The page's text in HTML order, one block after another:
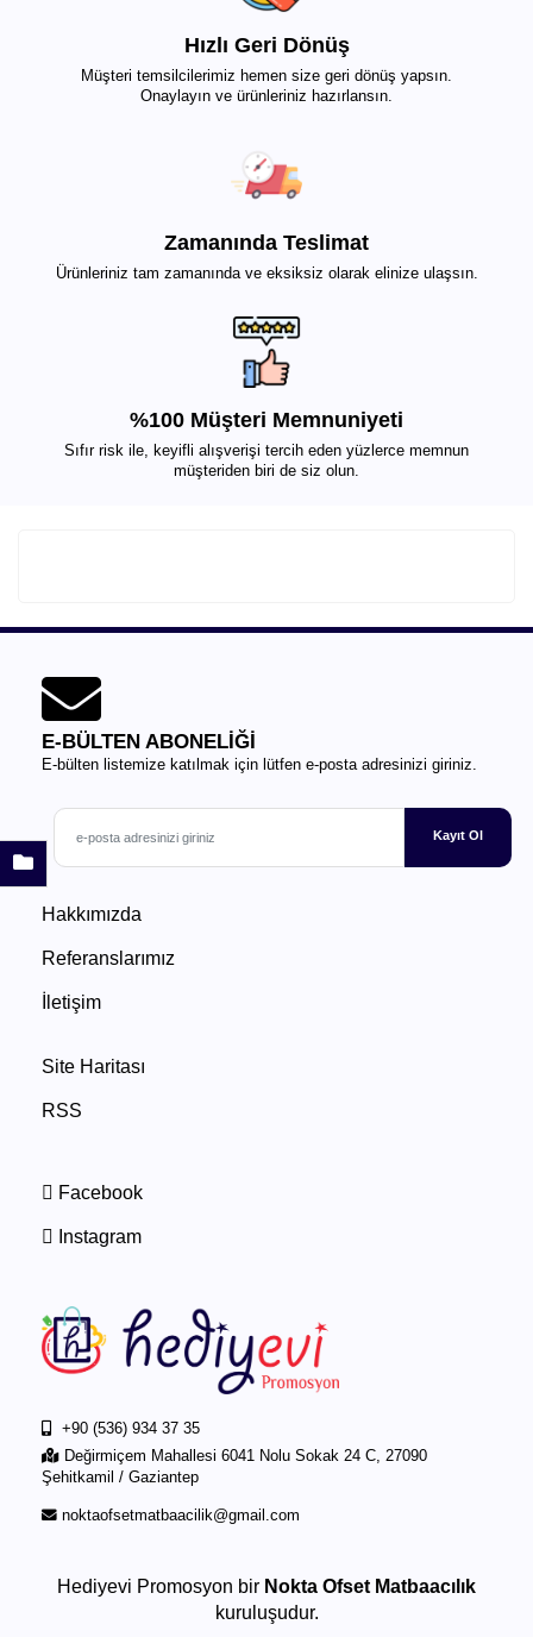
Hızlı Geri Dönüş
Müşteri temsilcilerimiz hemen size geri dönüş yapsın.
Onaylayın ve ürünleriniz hazırlansın.
Zamanında Teslimat
Ürünleriniz tam zamanında ve eksiksiz olarak elinize ulaşsın.
%100 Müşteri Memnuniyeti
Sıfır risk ile, keyifli alışverişi tercih eden yüzlerce memnun
müşteriden biri de siz olun.
E-BÜLTEN ABONELİĞİ
E-bülten listemize katılmak için lütfen e-posta adresinizi giriniz.
Kayıt Ol
Hakkımızda
Referanslarımız
İletişim
Site Haritası
RSS
Facebook
Instagram
+90 (536) 934 37 35
Değirmiçem Mahallesi 6041 Nolu Sokak 24 C, 27090
Şehitkamil / Gaziantep
noktaofsetmatbaacilik@gmail.com
Hediyevi Promosyon bir Nokta Ofset Matbaacılık
kuruluşudur.